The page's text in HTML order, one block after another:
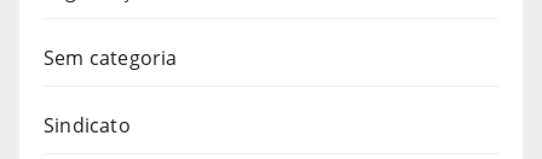
Sem categoria
Sindicato